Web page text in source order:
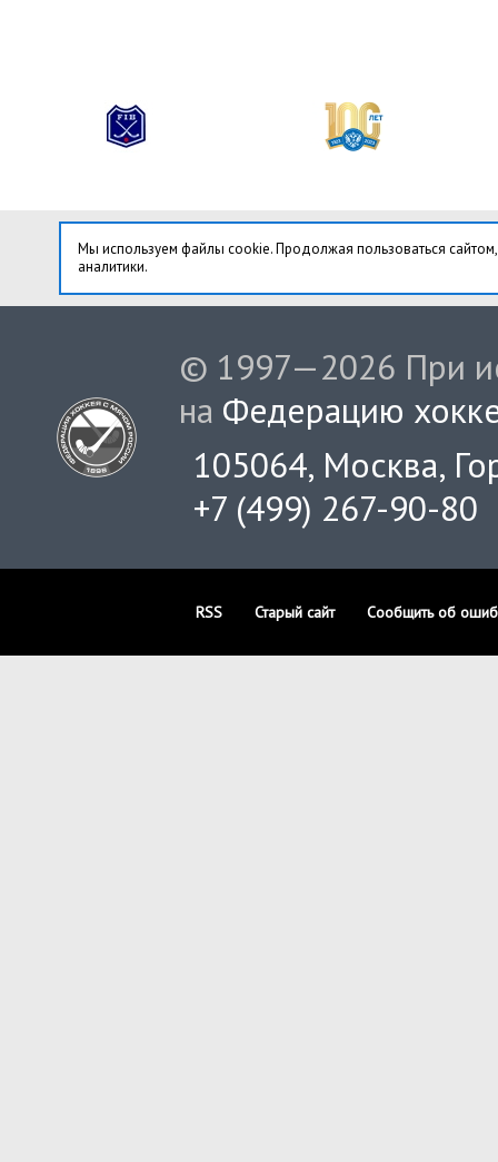
Мы используем файлы cookie. Продолжая пользоваться
аналитики.
© 1997—2026 При
на Федерацию
105064, Москва,
+7 (499) 267-90-80
RSS Старый сайт Сообщить об